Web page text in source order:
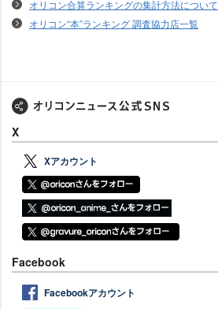
オリコン合算ランキングの集計方法について
オリコン“本”ランキング 調査協力店一覧
X
Xアカウント
Facebook
Facebookアカウント